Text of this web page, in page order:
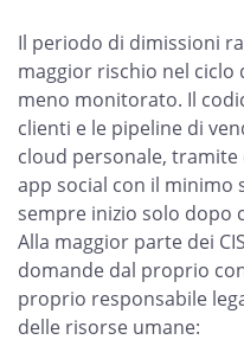
Il periodo di dimissioni
maggior rischio nel ciclo
meno monitorato. Il
clienti e le pipeline di
cloud personale, tramite
app social con il minimo
sempre inizio solo dopo
Alla maggior parte dei
domande dal proprio
proprio responsabile
delle risorse umane: